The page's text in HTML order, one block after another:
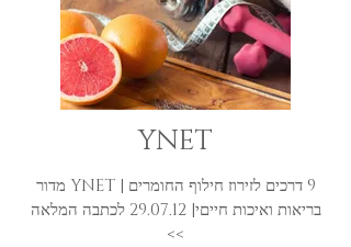
YNET
9 דרכים לזירוז חילוף החומרים | YNET מדור
בריאות ואיכות חייםי| 29.07.12 לכתבה המלאה
>>